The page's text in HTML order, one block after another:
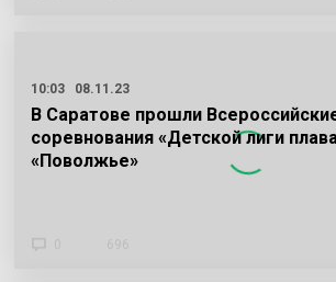
10:03
08.11.23
В Саратове прошли
соревнования «Детской лиги
«Поволжье»